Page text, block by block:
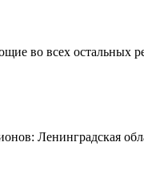
во всех остальных
Ленинградская